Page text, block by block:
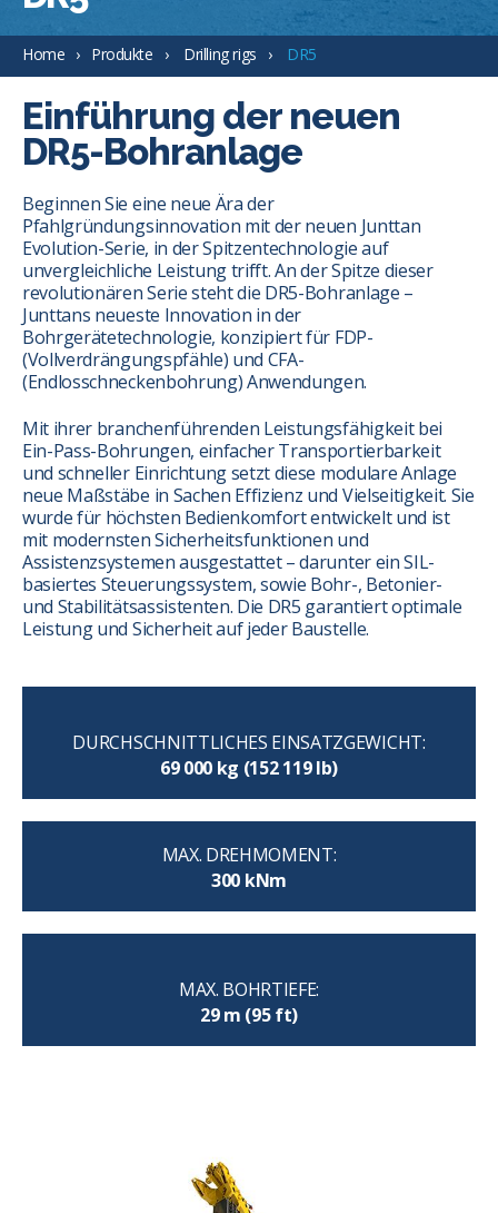
Home Produkte Drilling rigs DR5
Einführung der neuen
DR5-Bohranlage
Beginnen Sie eine neue Ära der
Pfahlgründungsinnovation mit der neuen Junttan
Evolution-Serie, in der Spitzentechnologie auf
unvergleichliche Leistung trifft. An der Spitze dieser
revolutionären Serie steht die DR5-Bohranlage –
Junttans neueste Innovation in der
Bohrgerätetechnologie, konzipiert für FDP-
(Vollverdrängungspfähle) und CFA-
(Endlosschneckenbohrung) Anwendungen.
Mit ihrer branchenführenden Leistungsfähigkeit bei
Ein-Pass-Bohrungen, einfacher Transportierbarkeit
und schneller Einrichtung setzt diese modulare Anlage
neue Maßstäbe in Sachen Effizienz und Vielseitigkeit. Sie
wurde für höchsten Bedienkomfort entwickelt und ist
mit modernsten Sicherheitsfunktionen und
Assistenzsystemen ausgestattet – darunter ein SIL-
basiertes Steuerungssystem, sowie Bohr-, Betonier-
und Stabilitätsassistenten. Die DR5 garantiert optimale
Leistung und Sicherheit auf jeder Baustelle.
DURCHSCHNITTLICHES EINSATZGEWICHT:
69 000 kg (152 119 lb)
MAX. DREHMOMENT:
300 kNm
MAX. BOHRTIEFE:
29 m (95 ft)